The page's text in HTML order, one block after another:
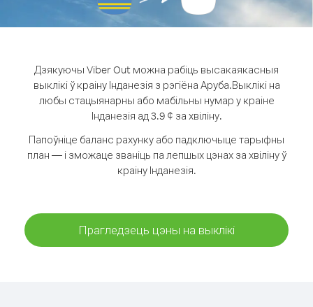
Дзякуючы Viber Out можна рабіць высакаякасныя
выклікі ў краіну Інданезія з рэгіёна Аруба.Выклікі на
любы стацыянарны або мабільны нумар у краіне
Інданезія ад 3.9 ¢ за хвіліну.
Папоўніце баланс рахунку або падключыце тарыфны
план — і зможаце званіць па лепшых цэнах за хвіліну ў
краіну Інданезія.
Прагледзець цэны на выклікі